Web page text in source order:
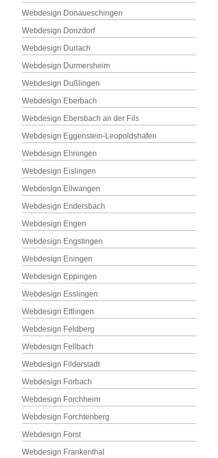
Webdesign Donaueschingen
Webdesign Donzdorf
Webdesign Durlach
Webdesign Durmersheim
Webdesign Dußlingen
Webdesign Eberbach
Webdesign Ebersbach an der Fils
Webdesign Eggenstein-Leopoldshafen
Webdesign Ehningen
Webdesign Eislingen
Webdesign Ellwangen
Webdesign Endersbach
Webdesign Engen
Webdesign Engstingen
Webdesign Eningen
Webdesign Eppingen
Webdesign Esslingen
Webdesign Ettlingen
Webdesign Feldberg
Webdesign Fellbach
Webdesign Filderstadt
Webdesign Forbach
Webdesign Forchheim
Webdesign Forchtenberg
Webdesign Forst
Webdesign Frankenthal